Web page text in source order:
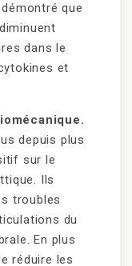
que
dans le
et
depuis plus
sur le
Ils
troubles
du
En plus
réduire les